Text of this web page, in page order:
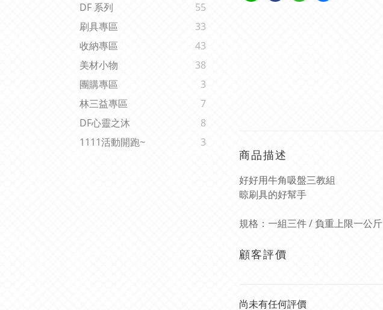
DF 系列
55
刷具專區
33
收納專區
43
美材小物
38
團購專區
3
林三益專區
7
DF心靈之沐
8
1111活動開跑~
3
商品描述
好好用牛角吸盤三教組
晾刷具的好幫手
規格：一組三件 / 負重上限一公斤
顧客評價
尚未有任何評價